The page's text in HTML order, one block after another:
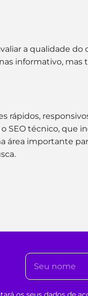
a qualidade do
informativo, mas
rápidos,
SEO técnico, que
área importante